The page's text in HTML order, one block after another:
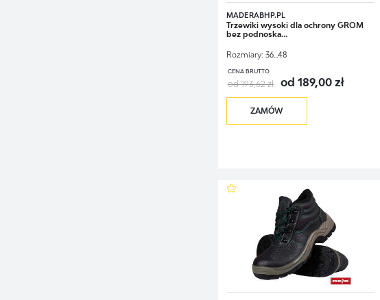
MADERABHP.PL
Trzewiki wysoki dla ochrony GROM
bez podnoska...
Rozmiary: 36...48
CENA BRUTTO
od 193,62 zł od 189,00 zł
ZAMÓW